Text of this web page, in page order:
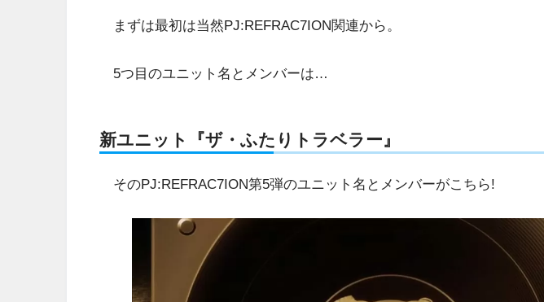
まずは最初は当然PJ:REFRAC7ION関連から。
5つ目のユニット名とメンバーは…
新ユニット『ザ・ふたりトラベラー』
そのPJ:REFRAC7ION第5弾のユニット名とメンバーがこちら!